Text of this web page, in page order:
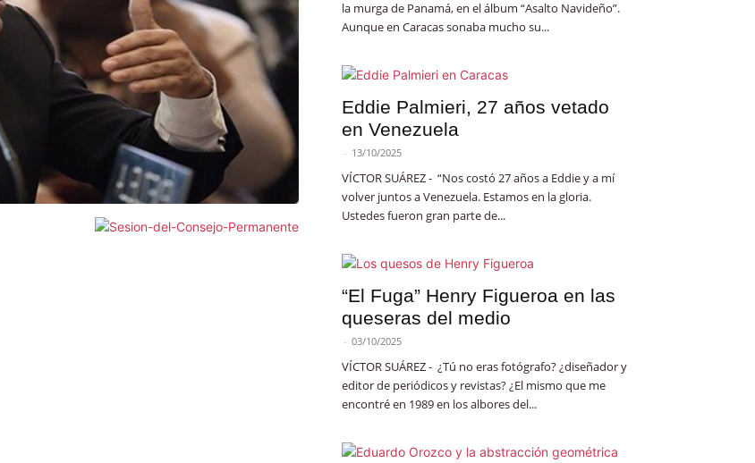
la murga de Panamá, en el álbum “Asalto Navideño”.
Aunque en Caracas sonaba mucho su...
Eddie Palmieri, 27 años vetado
en Venezuela
- 13/10/2025
VÍCTOR SUÁREZ - “Nos costó 27 años a Eddie y a mí
volver juntos a Venezuela. Estamos en la gloria.
Ustedes fueron gran parte de...
“El Fuga” Henry Figueroa en las
queseras del medio
- 03/10/2025
VÍCTOR SUÁREZ - ¿Tú no eras fotógrafo? ¿diseñador y
editor de periódicos y revistas? ¿El mismo que me
encontré en 1989 en los albores del...